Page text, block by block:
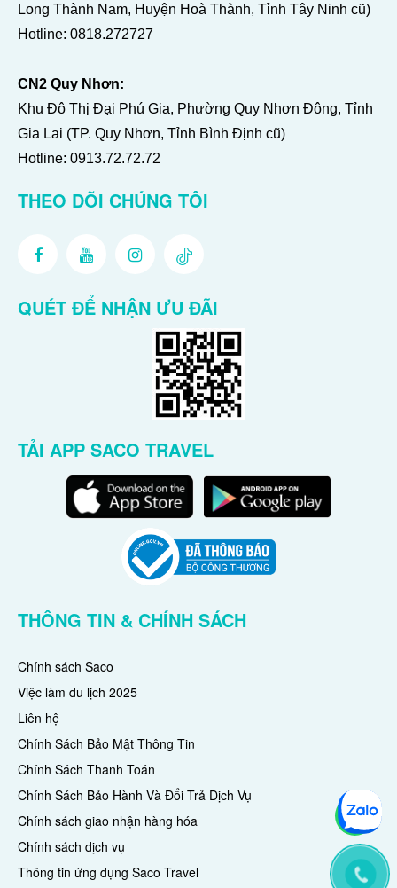
Long Thành Nam, Huyện Hoà Thành, Tỉnh Tây Ninh cũ)
Hotline: 0818.272727
CN2 Quy Nhơn:
Khu Đô Thị Đại Phú Gia, Phường Quy Nhơn Đông, Tỉnh
Gia Lai (TP. Quy Nhơn, Tỉnh Bình Định cũ)
Hotline: 0913.72.72.72
THEO DÕI CHÚNG TÔI
QUÉT ĐỂ NHẬN ƯU ĐÃI
TẢI APP SACO TRAVEL
THÔNG TIN & CHÍNH SÁCH
Chính sách Saco
Việc làm du lịch 2025
Liên hệ
Chính Sách Bảo Mật Thông Tin
Chính Sách Thanh Toán
Chính Sách Bảo Hành Và Đổi Trả Dịch Vụ
Chính sách giao nhận hàng hóa
Chính sách dịch vụ
Thông tin ứng dụng Saco Travel